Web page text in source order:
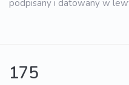
podpisany i datowany w
175